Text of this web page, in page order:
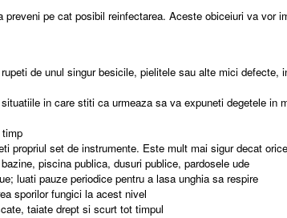
pe cat posibil reinfectarea. Aceste obiceiuri va vor
de unul singur besicile, pielitele sau alte mici
in care stiti ca urmeaza sa va expuneti degetele in
propriul set de instrumente. Este mult mai sigur decat
piscina publica, dusuri publice, pardosele ude
luati pauze periodice pentru a lasa unghia sa respire
sporilor fungici la acest nivel
taiate drept si scurt tot timpul